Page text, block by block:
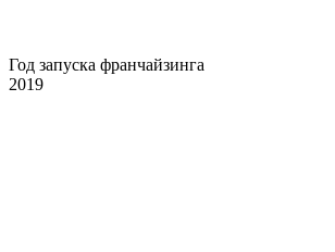
Год запуска франчайзинга
2019